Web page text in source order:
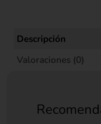
Descripción
Valoraciones (0)